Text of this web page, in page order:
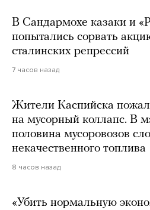
В Сандармохе казаки и
попытались сорвать
сталинских репрессий
7 часов назад
Жители Каспийска
на мусорный коллапс. В
половина мусоровозов
некачественного топлива
8 часов назад
«Убить нормальную